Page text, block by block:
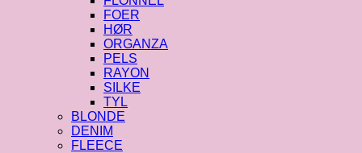
FOER
HØR
ORGANZA
PELS
RAYON
SILKE
TYL
BLONDE
DENIM
FLEECE